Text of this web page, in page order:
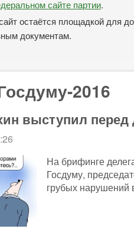
сайте партии.
остаётся площадкой для
документам.
2016
выступил
На брифинге
Госдуму,
грубых нарушений